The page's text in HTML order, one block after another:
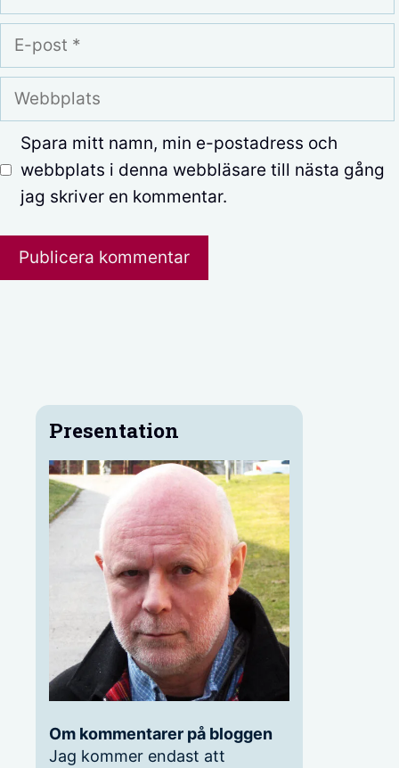
E-
post
Webbplats
Spara mitt namn, min e-postadress och
webbplats i denna webbläsare till nästa gång
jag skriver en kommentar.
Presentation
Om kommentarer på bloggen
Jag kommer endast att